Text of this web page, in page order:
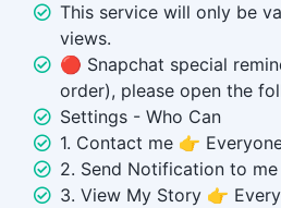
This service will only be
views.
🔴 Snapchat special
order), please open the
Settings - Who Can
1. Contact me 👉
2. Send Notification to
3. View My Story 👉